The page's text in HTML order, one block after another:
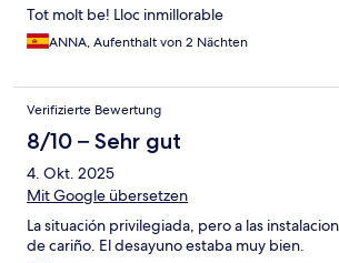
Tot molt be! Lloc inmillorable
ANNA, Aufenthalt von 2 Nächten
Verifizierte Bewertung
8/10 – Sehr gut
4. Okt. 2025
Mit Google übersetzen
La situación privilegiada, pero a las
de cariño. El desayuno estaba muy bien.